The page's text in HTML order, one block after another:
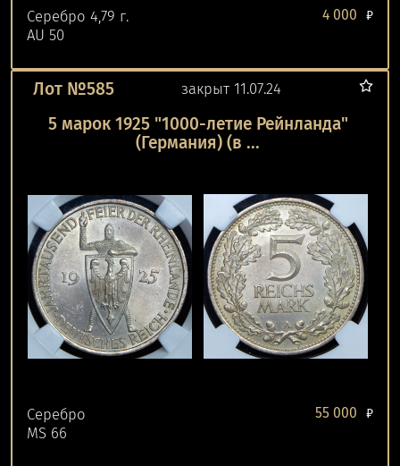
Серебро 4,79 г.
AU 50
4 000 ₽
Лот №585 закрыт 11.07.24
5 марок 1925 "1000-летие Рейнланда"
(Германия) (в ...
Серебро
MS 66
55 000 ₽